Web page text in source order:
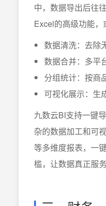
中，数据导出后往
Excel的高级功能，
数据清洗：去除
数据合并：多平
分组统计：按商
可视化展示：生
九数云BI支持一键
杂的数据加工和可
等多维度报表，一
槛，让数据真正服